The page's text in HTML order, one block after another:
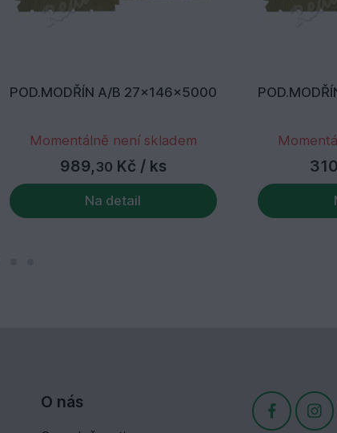
POD.MODŘÍN A/B 27x146x5000
Momentálně není skladem
989, 30 Kč / ks
Na detail
O nás